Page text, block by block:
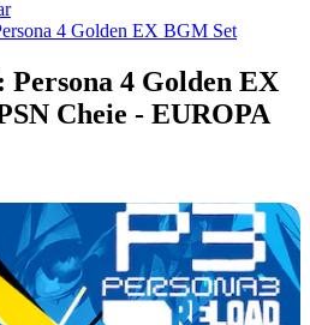
4 Golden EX BGM Set
Persona 4 Golden EX
Cheie - EUROPA